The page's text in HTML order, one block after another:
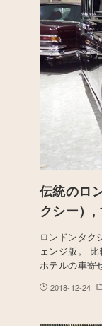
伝統のロ
クシー）,
ロンドンタク
ェンジ版。
ホテルの車寄
2018-12-24